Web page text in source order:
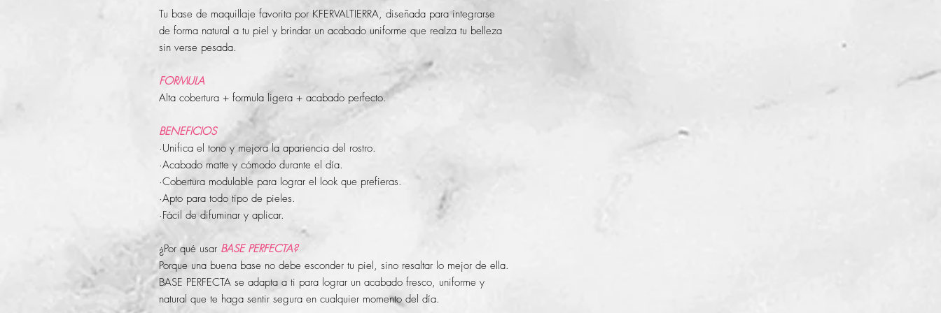
Tu base de maquillaje favorita por KFERVALTIERRA, diseñada para integrarse
de forma natural a tu piel y brindar un acabado uniforme que realza tu belleza
sin verse pesada.
FORMULA
Alta cobertura + formula ligera + acabado perfecto.
BENEFICIOS
·Unifica el tono y mejora la apariencia del rostro.
·Acabado matte y cómodo durante el día.
·Cobertura modulable para lograr el look que prefieras.
·Apto para todo tipo de pieles.
·Fácil de difuminar y aplicar.
¿Por qué usar BASE PERFECTA?
Porque una buena base no debe esconder tu piel, sino resaltar lo mejor de ella.
BASE PERFECTA se adapta a ti para lograr un acabado fresco, uniforme y
natural que te haga sentir segura en cualquier momento del día.